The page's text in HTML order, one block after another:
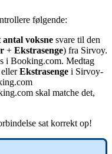
følgende:
antal voksne svare til den
+ Ekstrasenge) fra Sirvoy.
i Booking.com. Medtag
eller Ekstrasenge i Sirvoy-
.com
.com skal matche det,
sat korrekt op!